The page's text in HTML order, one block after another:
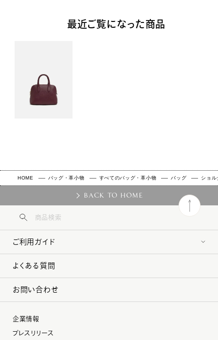
最近ご覧になった商品
HOME バッグ・革小物 すべてのバッグ・革小物 バッグ ショル
BACK TO HOME
ご利用ガイド
よくある質問
お問い合わせ
企業情報
プレスリリース